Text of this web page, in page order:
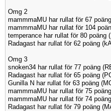
Omg 2
mammmaMU har rullat för 67
mammmaMU har rullat för 104
temperance har rullat för 80 poäng
Radagast har rullat för 62 poäng
Omg 3
snoken34 har rullat för 77 poäng
Radagast har rullat för 65 poäng
Gunilla N har rullat för 63 poäng
mammmaMU har rullat för 75
mammmaMU har rullat för 74
Radagast har rullat för 79 poäng